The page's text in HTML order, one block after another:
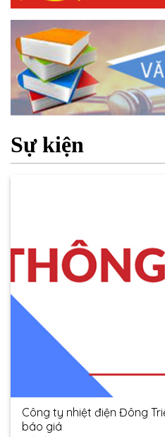
Sự kiện
Công ty nhiệt điện Đông
báo giá